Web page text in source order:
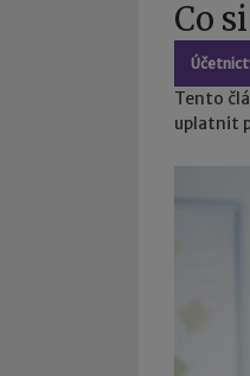
Co
Tento
uplatnit